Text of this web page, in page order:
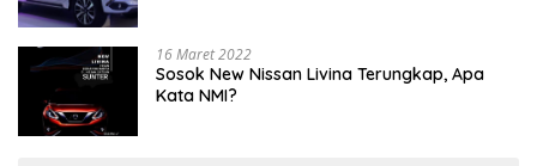
16 Maret 2022
Sosok New Nissan Livina Terungkap, Apa
Kata NMI?